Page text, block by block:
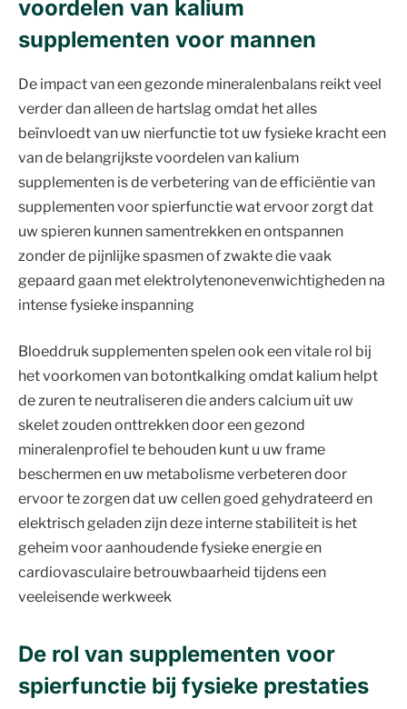
voordelen van kalium
supplementen voor mannen
De impact van een gezonde mineralenbalans reikt veel
verder dan alleen de hartslag omdat het alles
beïnvloedt van uw nierfunctie tot uw fysieke kracht een
van de belangrijkste voordelen van kalium
supplementen is de verbetering van de efficiëntie van
supplementen voor spierfunctie wat ervoor zorgt dat
uw spieren kunnen samentrekken en ontspannen
zonder de pijnlijke spasmen of zwakte die vaak
gepaard gaan met elektrolytenonevenwichtigheden na
intense fysieke inspanning
Bloeddruk supplementen spelen ook een vitale rol bij
het voorkomen van botontkalking omdat kalium helpt
de zuren te neutraliseren die anders calcium uit uw
skelet zouden onttrekken door een gezond
mineralenprofiel te behouden kunt u uw frame
beschermen en uw metabolisme verbeteren door
ervoor te zorgen dat uw cellen goed gehydrateerd en
elektrisch geladen zijn deze interne stabiliteit is het
geheim voor aanhoudende fysieke energie en
cardiovasculaire betrouwbaarheid tijdens een
veeleisende werkweek
De rol van supplementen voor
spierfunctie bij fysieke prestaties